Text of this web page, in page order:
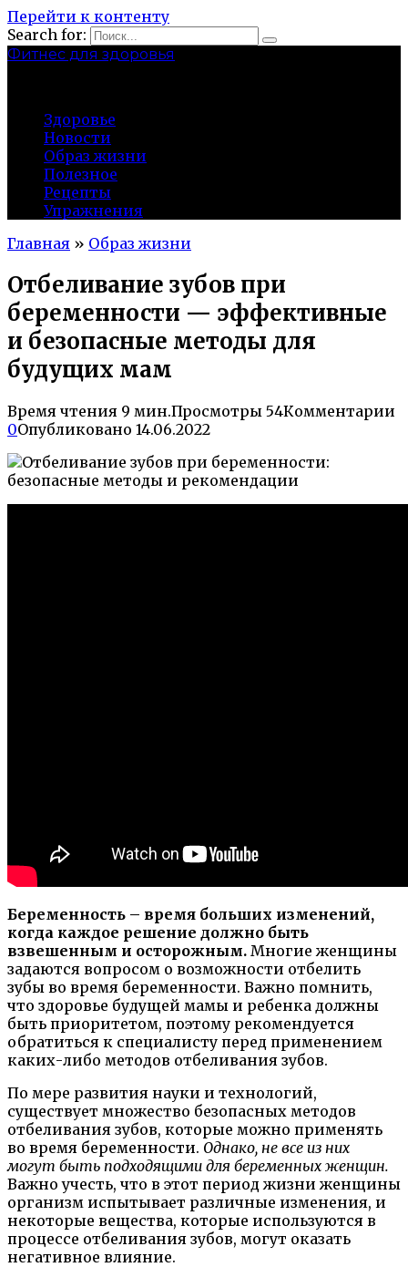
Перейти к контенту
Search for:
Фитнес для здоровья
Здоровье
Новости
Образ жизни
Полезное
Рецепты
Упражнения
Главная » Образ жизни
Отбеливание зубов при
беременности — эффективные
и безопасные методы для
будущих мам
Время чтения 9 мин.Просмотры 54Комментарии
0Опубликовано 14.06.2022
Беременность – время больших изменений,
когда каждое решение должно быть
взвешенным и осторожным. Многие женщины
задаются вопросом о возможности отбелить
зубы во время беременности. Важно помнить,
что здоровье будущей мамы и ребенка должны
быть приоритетом, поэтому рекомендуется
обратиться к специалисту перед применением
каких-либо методов отбеливания зубов.
По мере развития науки и технологий,
существует множество безопасных методов
отбеливания зубов, которые можно применять
во время беременности. Однако, не все из них
могут быть подходящими для беременных женщин.
Важно учесть, что в этот период жизни женщины
организм испытывает различные изменения, и
некоторые вещества, которые используются в
процессе отбеливания зубов, могут оказать
негативное влияние.